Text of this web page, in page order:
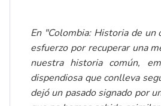
En "Colombia: Historia de un
esfuerzo por recuperar una
nuestra historia común,
dispendiosa que conlleva
dejó un pasado signado por